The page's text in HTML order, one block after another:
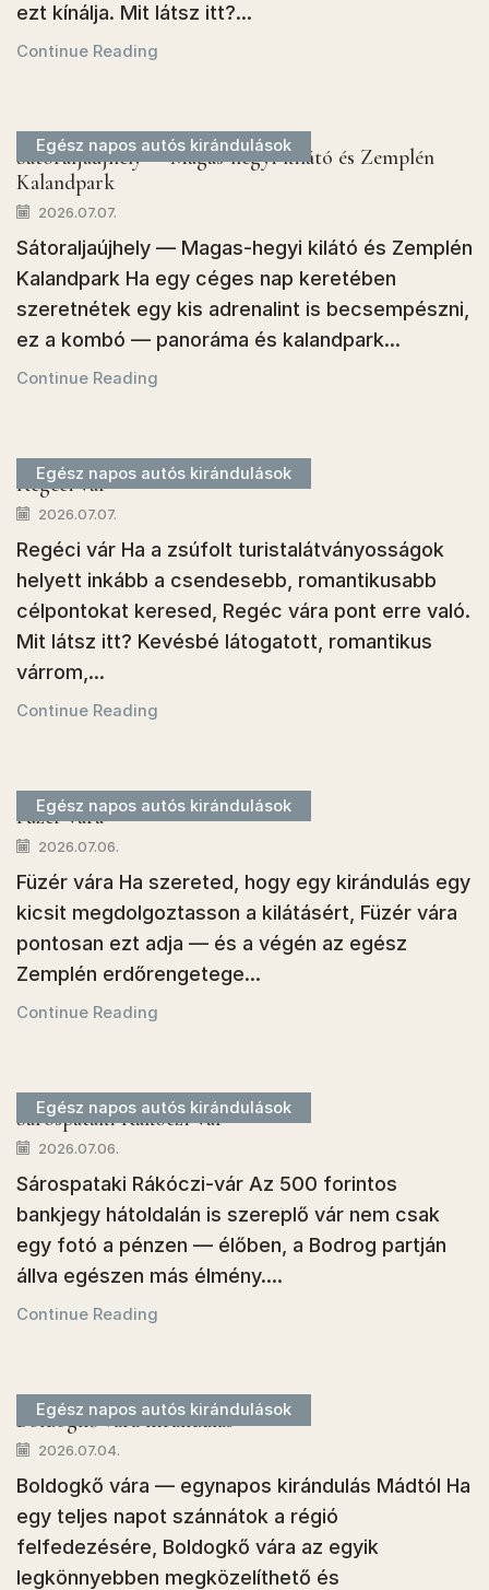
ezt kínálja. Mit látsz itt?...
Continue Reading
Egész napos autós kirándulások
Sátoraljaújhely — Magas-hegyi kilátó és Zemplén
Kalandpark
2026.07.07.
Sátoraljaújhely — Magas-hegyi kilátó és Zemplén
Kalandpark Ha egy céges nap keretében
szeretnétek egy kis adrenalint is becsempészni,
ez a kombó — panoráma és kalandpark...
Continue Reading
Egész napos autós kirándulások
Regéci vár
2026.07.07.
Regéci vár Ha a zsúfolt turistalátványosságok
helyett inkább a csendesebb, romantikusabb
célpontokat keresed, Regéc vára pont erre való.
Mit látsz itt? Kevésbé látogatott, romantikus
várrom,...
Continue Reading
Egész napos autós kirándulások
Füzér vára
2026.07.06.
Füzér vára Ha szereted, hogy egy kirándulás egy
kicsit megdolgoztasson a kilátásért, Füzér vára
pontosan ezt adja — és a végén az egész
Zemplén erdőrengetege...
Continue Reading
Egész napos autós kirándulások
Sárospataki Rákóczi-vár
2026.07.06.
Sárospataki Rákóczi-vár Az 500 forintos
bankjegy hátoldalán is szereplő vár nem csak
egy fotó a pénzen — élőben, a Bodrog partján
állva egészen más élmény....
Continue Reading
Egész napos autós kirándulások
Boldogkő vára kirándulás
2026.07.04.
Boldogkő vára — egynapos kirándulás Mádtól Ha
egy teljes napot szánnátok a régió
felfedezésére, Boldogkő vára az egyik
legkönnyebben megközelíthető és